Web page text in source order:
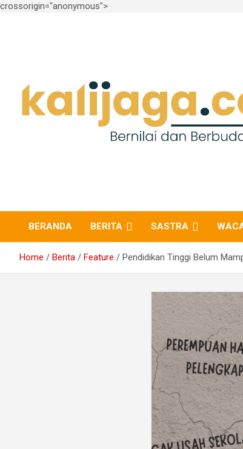
crossorigin="anonymous">
BERANDA BERITA SASTRA
Home Berita Feature Pendidikan Tinggi Belum